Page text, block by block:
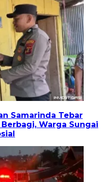
Samarinda Tebar
Warga Sungai